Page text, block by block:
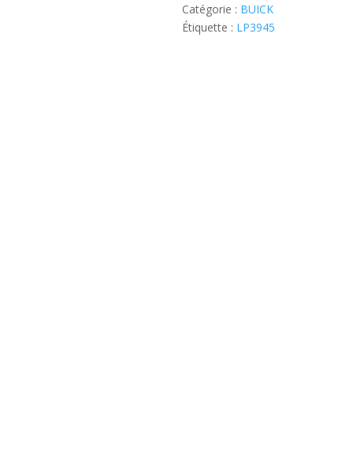
Catégorie : BUICK
Étiquette : LP3945